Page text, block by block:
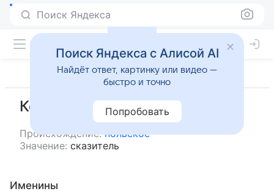
Поиск Яндекса
Козимир
Происхождение: польское
Значение: сказитель
Именины
Поиск Яндекса с Алисой AI
Найдёт ответ, картинку или видео —
быстро и точно
Попробовать